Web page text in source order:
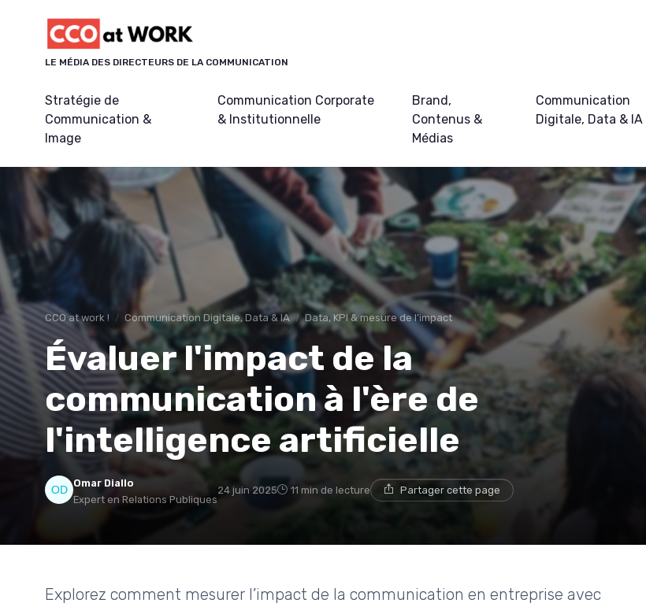
LE MÉDIA DES DIRECTEURS DE LA COMMUNICATION
Stratégie de
Communication &
Image
Communication Corporate
& Institutionnelle
Brand,
Contenus &
Médias
Communication
Digitale, Data & IA
CCO at work ! Communication Digitale, Data & IA Data, KPI & mesure de l’impact
Évaluer l'impact de la
communication à l'ère de
l'intelligence artificielle
Omar Diallo
Expert en Relations Publiques
24 juin 2025 11 min de lecture Partager cette page
Explorez comment mesurer l’impact de la communication en entreprise avec